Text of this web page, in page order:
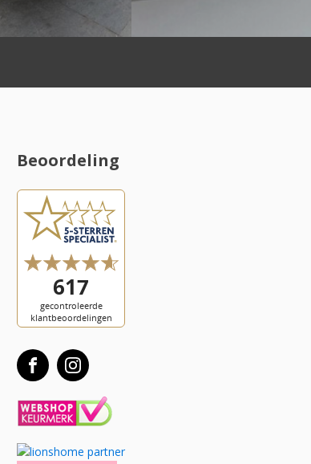
Beoordeling